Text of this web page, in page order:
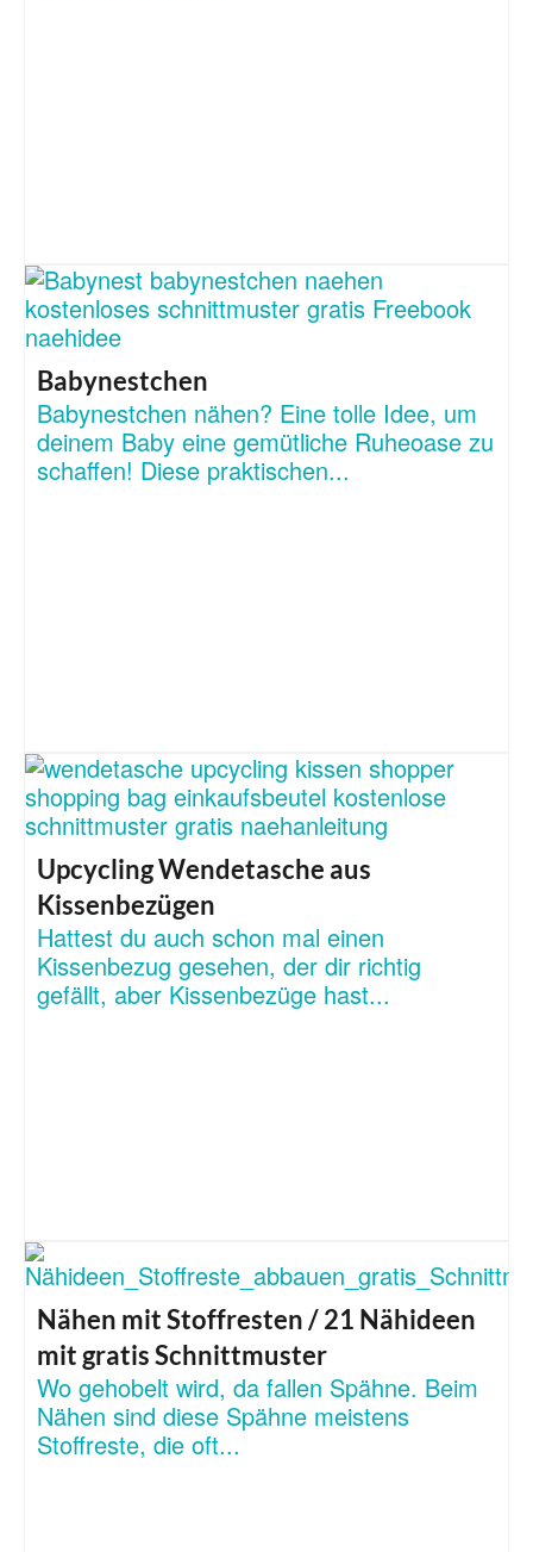
Babynestchen
Babynestchen nähen? Eine tolle Idee, um
deinem Baby eine gemütliche Ruheoase zu
schaffen! Diese praktischen...
Upcycling Wendetasche aus
Kissenbezügen
Hattest du auch schon mal einen
Kissenbezug gesehen, der dir richtig
gefällt, aber Kissenbezüge hast...
Nähen mit Stoffresten / 21 Nähideen
mit gratis Schnittmuster
Wo gehobelt wird, da fallen Spähne. Beim
Nähen sind diese Spähne meistens
Stoffreste, die oft...